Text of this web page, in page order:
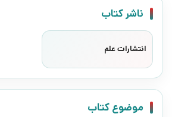
ناشر کتاب
انتشارات علم
موضوع کتاب